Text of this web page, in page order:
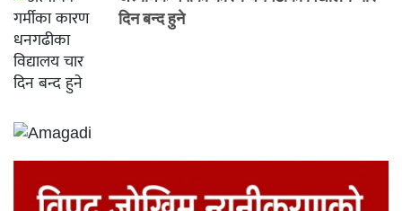
दिन बन्द हुने